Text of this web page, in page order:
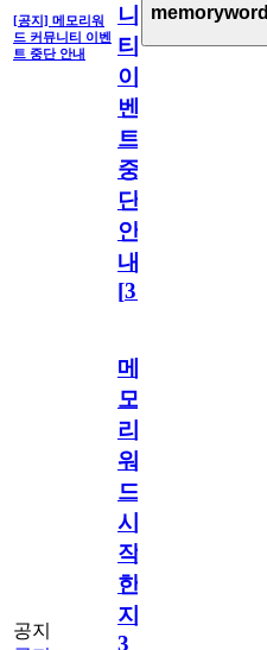
[공지] 메모리워
드 커뮤니티 이벤
트 중단 안내
니
티
이
벤
트
중
단
안
내
[31
memoryword
공지
메
모
리
워
드
시
작
한
지
3